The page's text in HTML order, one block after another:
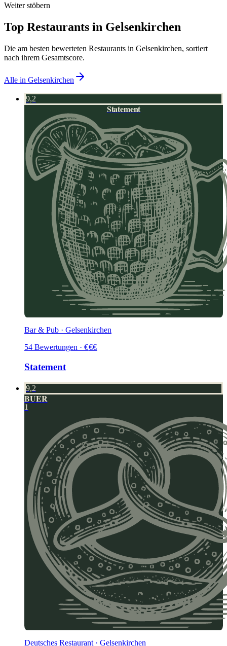
Weiter stöbern
Top Restaurants in Gelsenkirchen
Die am besten bewerteten Restaurants in Gelsenkirchen, sortiert
nach ihrem Gesamtscore.
Alle in Gelsenkirchen
9,2
Statement
Bar & Pub · Gelsenkirchen
54 Bewertungen · €€€
Statement
9,2
BUER
1
Deutsches Restaurant · Gelsenkirchen